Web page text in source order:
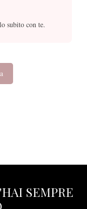
subito con te.
SEMPRE